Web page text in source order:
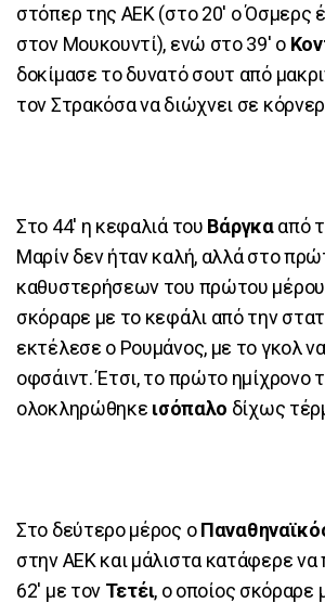
στόπερ της ΑΕΚ (στο 20' ο Όσμερς
στον Μουκουντί), ενώ στο 39' ο
δοκίμασε το δυνατό σουτ από
τον Στρακόσα να διώχνει σε
Στο 44' η κεφαλιά του Βάργκααπό
Μαρίν δεν ήταν καλή, αλλά στο
καθυστερήσεων του πρώτου
σκόραρε με το κεφάλι από την
εκτέλεσε ο Ρουμάνος, με το γκολ
οφσάιντ. Έτσι, το πρώτο ημίχρονο
ολοκληρώθηκε ισόπαλο δίχως
Στο δεύτερο μέρος ο
στην ΑΕΚ και μάλιστα κατάφερε να
62' με τον Τετέι, ο οποίος σκόραρε